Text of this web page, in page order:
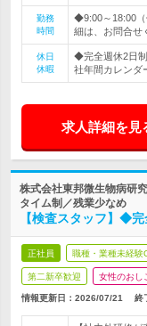
勤務
時間
◆9:00～18:00
細は、お問合せ
休日
休暇
◆完全週休2日
社年間カレン
求人詳細を見
株式会社東邦微生物病研
タイム制／残業少なめ
【検査スタッフ】◆
正社員 職種・業種未経験
第二新卒歓迎 女性のおし
情報更新日：2026/07/21 終